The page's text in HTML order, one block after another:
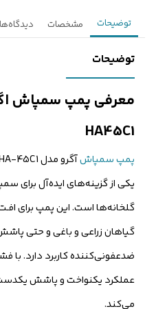
توضیحات مشخصات دیدگاه‌ها
توضیحات
HA45C1
پمپ سمپاش
یکی از گزینه‌های ایده‌آل برای
گلخانه‌ها است. این پمپ برای
گیاهان زراعی و باغی و حتی
عملکرد یکنواخت و پاشش
می‌کند.